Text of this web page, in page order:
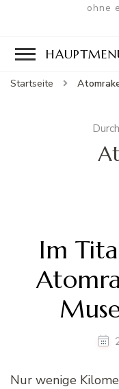
ohne
Startseite
Im
Nur wenige